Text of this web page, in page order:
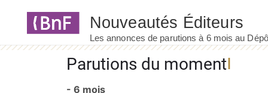
Parutions du moment
- 6 mois